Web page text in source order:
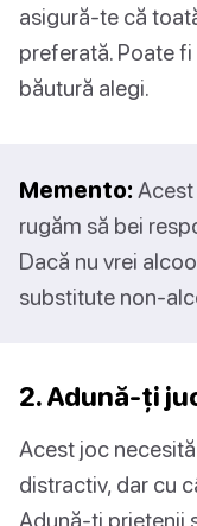
asigură-te că
preferată. Poate
băutură alegi.
Memento:
rugăm să bei
Dacă nu vrei
substitute non-
2. Adună-ți
Acest joc
distractiv, dar cu
Adună-ți prietenii